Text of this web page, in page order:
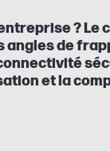
? Le
angles de
et la